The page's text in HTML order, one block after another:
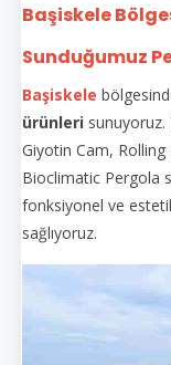
Başiskele
Sunduğumuz
Başiskele
ürünleri
Giyotin Cam, Rolling
Bioclimatic Pergola
fonksiyonel ve
sağlıyoruz.